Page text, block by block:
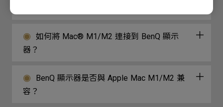
如何將 Mac® M1/M2 連接到 BenQ 顯示
器？
BenQ 顯示器是否與 Apple Mac M1/M2 兼
容？